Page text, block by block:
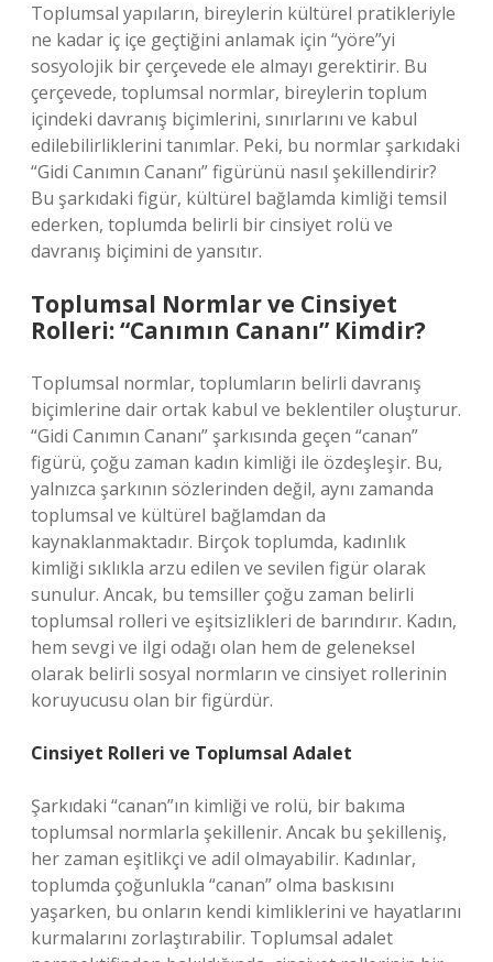
Toplumsal yapıların, bireylerin kültürel pratikleriyle
ne kadar iç içe geçtiğini anlamak için “yöre”yi
sosyolojik bir çerçevede ele almayı gerektirir. Bu
çerçevede, toplumsal normlar, bireylerin toplum
içindeki davranış biçimlerini, sınırlarını ve kabul
edilebilirliklerini tanımlar. Peki, bu normlar şarkıdaki
“Gidi Canımın Cananı” figürünü nasıl şekillendirir?
Bu şarkıdaki figür, kültürel bağlamda kimliği temsil
ederken, toplumda belirli bir cinsiyet rolü ve
davranış biçimini de yansıtır.
Toplumsal Normlar ve Cinsiyet
Rolleri: “Canımın Cananı” Kimdir?
Toplumsal normlar, toplumların belirli davranış
biçimlerine dair ortak kabul ve beklentiler oluşturur.
“Gidi Canımın Cananı” şarkısında geçen “canan”
figürü, çoğu zaman kadın kimliği ile özdeşleşir. Bu,
yalnızca şarkının sözlerinden değil, aynı zamanda
toplumsal ve kültürel bağlamdan da
kaynaklanmaktadır. Birçok toplumda, kadınlık
kimliği sıklıkla arzu edilen ve sevilen figür olarak
sunulur. Ancak, bu temsiller çoğu zaman belirli
toplumsal rolleri ve eşitsizlikleri de barındırır. Kadın,
hem sevgi ve ilgi odağı olan hem de geleneksel
olarak belirli sosyal normların ve cinsiyet rollerinin
koruyucusu olan bir figürdür.
Cinsiyet Rolleri ve Toplumsal Adalet
Şarkıdaki “canan”ın kimliği ve rolü, bir bakıma
toplumsal normlarla şekillenir. Ancak bu şekilleniş,
her zaman eşitlikçi ve adil olmayabilir. Kadınlar,
toplumda çoğunlukla “canan” olma baskısını
yaşarken, bu onların kendi kimliklerini ve hayatlarını
kurmalarını zorlaştırabilir. Toplumsal adalet